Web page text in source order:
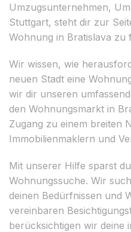
Umzugsunternehmen,
Stuttgart, steht dir zur
Wohnung in Bratislava zu
Wir wissen, wie
neuen Stadt eine
wir dir unseren
den Wohnungsmarkt in
Zugang zu einem breiten
Immobilienmaklern und
Mit unserer Hilfe sparst
Wohnungssuche. Wir
deinen Bedürfnissen und
vereinbaren
berücksichtigen wir deine